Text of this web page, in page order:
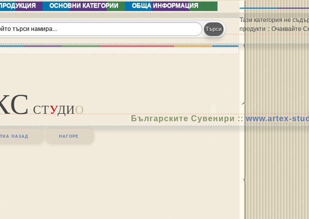
ОСНОВНИ КАТЕГОРИИ ОБЩА ИНФОРМАЦИЯ
Тази категория не
продукти :: Очаквайте
СТУДИО
Българските Сувенири :: www.artex-
назад нагоре